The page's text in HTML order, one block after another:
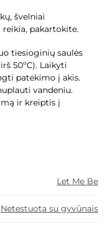
švelniai
reikia, pakartokite.
tiesioginių saulės
50ºC). Laikyti
patekimo į akis.
vandeniu.
ir kreiptis į
Let Me Be
Netestuota su gyvūnais